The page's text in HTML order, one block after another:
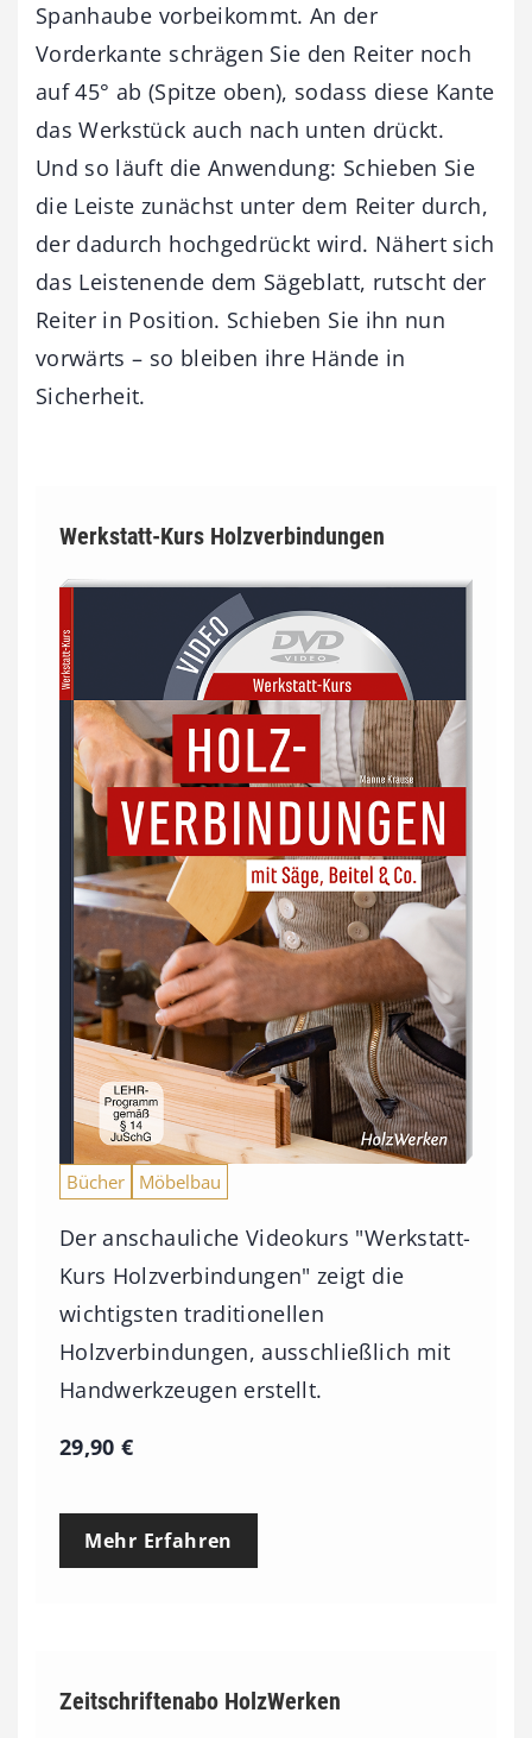
Spanhaube vorbeikommt. An der
Vorderkante schrägen Sie den Reiter noch
auf 45° ab (Spitze oben), sodass diese Kante
das Werkstück auch nach unten drückt.
Und so läuft die Anwendung: Schieben Sie
die Leiste zunächst unter dem Reiter durch,
der dadurch hochgedrückt wird. Nähert sich
das Leistenende dem Sägeblatt, rutscht der
Reiter in Position. Schieben Sie ihn nun
vorwärts – so bleiben ihre Hände in
Sicherheit.
Werkstatt-Kurs Holzverbindungen
Bücher Möbelbau
Der anschauliche Videokurs "Werkstatt-
Kurs Holzverbindungen" zeigt die
wichtigsten traditionellen
Holzverbindungen, ausschließlich mit
Handwerkzeugen erstellt.
29,90€
Mehr Erfahren
Zeitschriftenabo HolzWerken